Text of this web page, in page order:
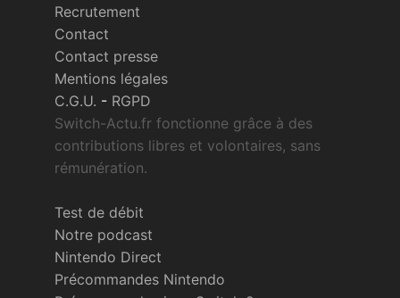
Recrutement
Contact
Contact presse
Mentions légales
C.G.U. - RGPD
Switch-Actu.fr fonctionne grâce à des
contributions libres et volontaires, sans
rémunération.
Test de débit
Notre podcast
Nintendo Direct
Précommandes Nintendo